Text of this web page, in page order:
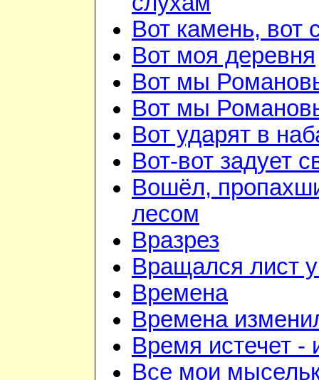
Вот камень, вот
Вот моя деревня
Вот мы
Вот мы
Вот ударят в
Вот-вот задует
Вошёл,
лесом
Вразрез
Вращался лист
Времена
Времена
Время истечет -
Все мои